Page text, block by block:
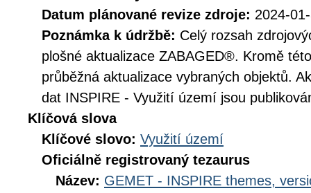
Datum plánované revize zdroje: 2024-
Poznámka k údržbě: Celý rozsah
plošné aktualizace ZABAGED®. Kromě
průběžná aktualizace vybraných objektů.
dat INSPIRE - Využití území jsou
Klíčová slova
Klíčové slovo: Využití území
Oficiálně registrovaný tezaurus
Název: GEMET - INSPIRE themes,